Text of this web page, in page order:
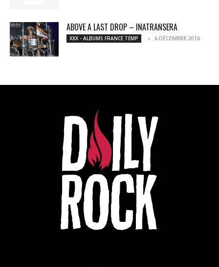
ABOVE A LAST DROP – INATRANSERA
XXX - ALBUMS FRANCE TEMP 6 DÉCEMBRE 2016